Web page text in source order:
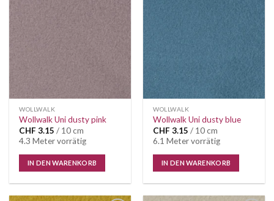
Auf die
Wunschliste
WOLLWALK
Wollwalk Uni dusty pink
CHF 3.15 / 10 cm
4.3 Meter vorrätig
IN DEN WARENKORB
Auf die
WOLLWALK
Wollwalk Uni dusty blue
CHF 3.15 / 10 cm
6.1 Meter vorrätig
IN DEN WARENKORB